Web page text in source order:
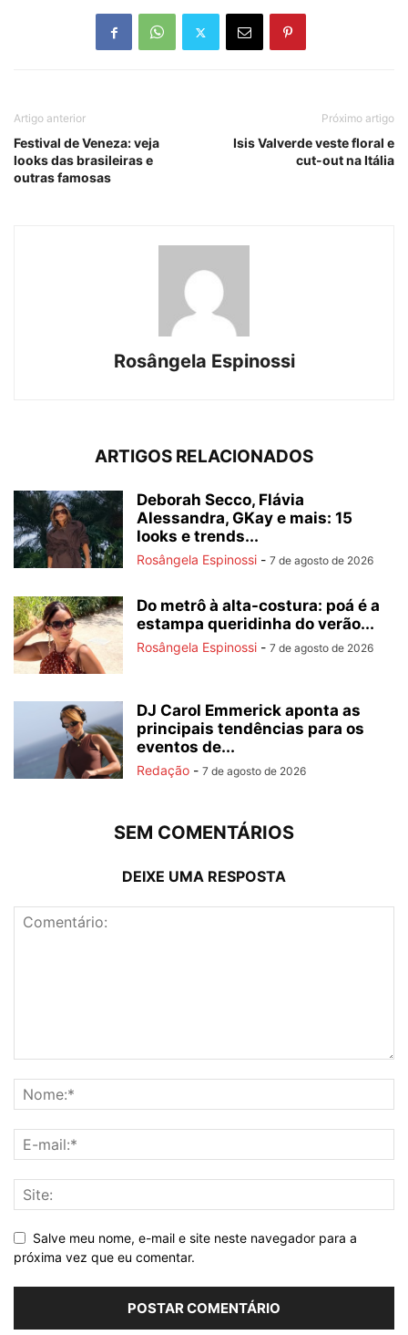
Artigo anterior
Festival de Veneza: veja
looks das brasileiras e
outras famosas
Próximo artigo
Isis Valverde veste floral e
cut-out na Itália
Rosângela Espinossi
ARTIGOS RELACIONADOS
Deborah Secco, Flávia
Alessandra, GKay e mais: 15
looks e trends...
Rosângela Espinossi - 7 de agosto de 2026
Do metrô à alta-costura: poá é a
estampa queridinha do verão...
Rosângela Espinossi - 7 de agosto de 2026
DJ Carol Emmerick aponta as
principais tendências para os
eventos de...
Redação - 7 de agosto de 2026
SEM COMENTÁRIOS
DEIXE UMA RESPOSTA
Salve meu nome, e-mail e site neste navegador para a
próxima vez que eu comentar.